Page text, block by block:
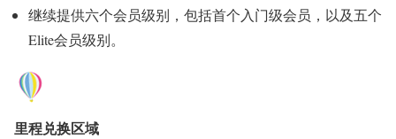
继续提供六个会员级别，包括首个入门级会员，以及五个
Elite会员级别。
里程兑换区域